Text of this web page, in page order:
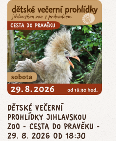
dětské večerní
prohlídky jihlavskou
zoo - CESTA DO PRAVĚKU -
29. 8. 2026 od 18:30